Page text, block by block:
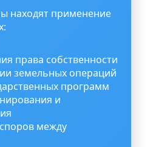
находят применение
права собственности
земельных операций
программ
и
между